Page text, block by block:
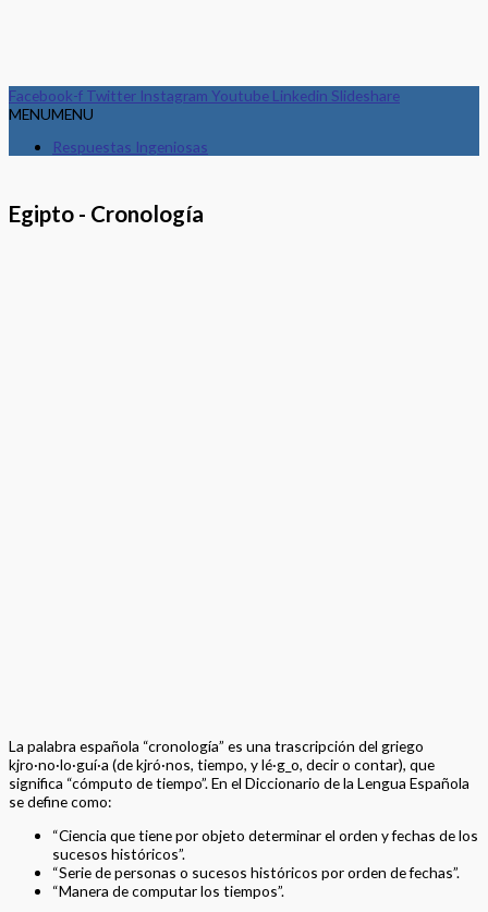
Facebook-f Twitter Instagram Youtube Linkedin Slideshare
MENUMENU
Respuestas Ingeniosas
Egipto - Cronología
La palabra española “cronología” es una trascripción del griego
kjro·no·lo·guí·a (de kjró·nos, tiempo, y lé·g_o, decir o contar), que
significa “cómputo de tiempo”. En el Diccionario de la Lengua Española
se define como:
“Ciencia que tiene por objeto determinar el orden y fechas de los
sucesos históricos”.
“Serie de personas o sucesos históricos por orden de fechas”.
“Manera de computar los tiempos”.